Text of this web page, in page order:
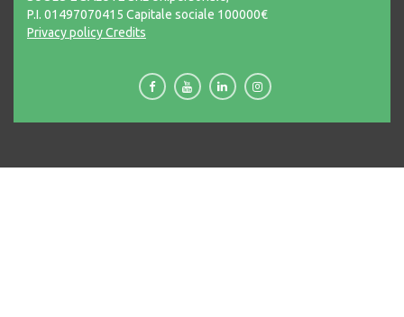
P.I. 01497070415 Capitale sociale 100000€
Privacy policyCredits